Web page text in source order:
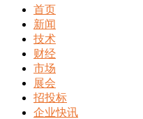
首页
新闻
技术
财经
市场
展会
招投标
企业快讯